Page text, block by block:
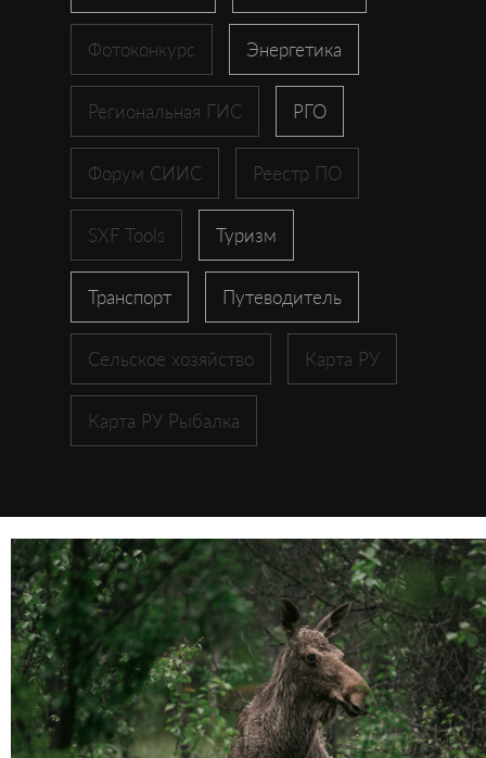
Фотоконкурс Энергетика
Региональная ГИС РГО
Форум СИИС Реестр ПО
SXF Tools Туризм
Транспорт Путеводитель
Сельское хозяйство Карта РУ
Карта РУ Рыбалка